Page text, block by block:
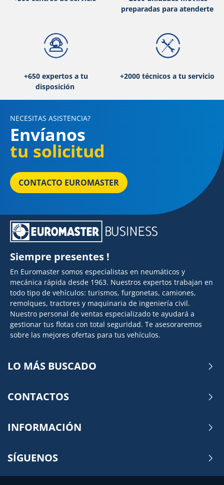
preparadas para atenderte
+650 expertos a tu
disposición
+2000 técnicos a tu servicio
NECESITAS ASISTENCIA?
Envíanos
tu solicitud
CONTACTO EUROMASTER
Siempre presentes !
En Euromaster somos especialistas en neumáticos y
mecánica rápida desde 1963. Nuestros expertos trabajan en
todo tipo de vehículos: turismos, furgonetas, camiones,
remolques, tractores y maquinaria de ingeniería civil.
Nuestro personal de ventas especializado te ayudará a
gestionar tus flotas con total seguridad. Te asesoraremos
sobre las mejores ofertas para tus vehículos.
LO MÁS BUSCADO
CONTACTOS
INFORMACIÓN
SÍGUENOS